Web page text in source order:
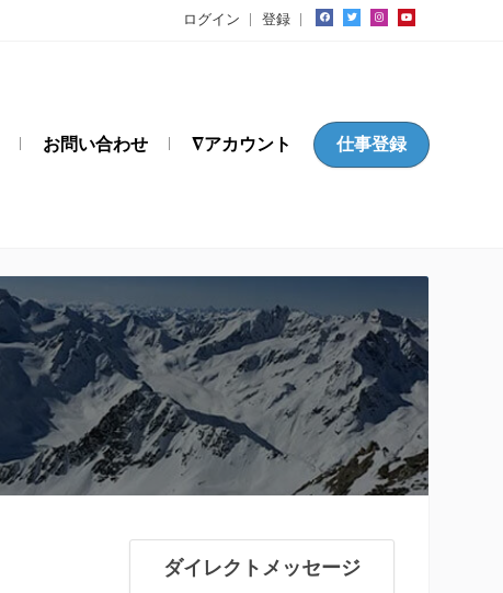
ログイン 登録
お問い合わせ ∇アカウント 仕事登録
ダイレクトメッセージ